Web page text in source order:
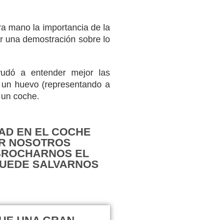
mano la importancia de la
una demostración sobre lo
a entender mejor las
huevo (representando a
coche.
EN EL COCHE
NOSOTROS
EL
SALVARNOS